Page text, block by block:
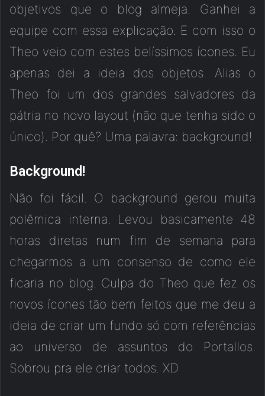
objetivos que o blog almeja. Ganhei a
equipe com essa explicação. E com isso o
Theo veio com estes belíssimos ícones. Eu
apenas dei a ideia dos objetos. Alias o
Theo foi um dos grandes salvadores da
pátria no novo layout (não que tenha sido o
único). Por quê? Uma palavra: background!
Background!
Não foi fácil. O background gerou muita
polêmica interna. Levou basicamente 48
horas diretas num fim de semana para
chegarmos a um consenso de como ele
ficaria no blog. Culpa do Theo que fez os
novos ícones tão bem feitos que me deu a
ideia de criar um fundo só com referências
ao universo de assuntos do Portallos.
Sobrou pra ele criar todos. XD